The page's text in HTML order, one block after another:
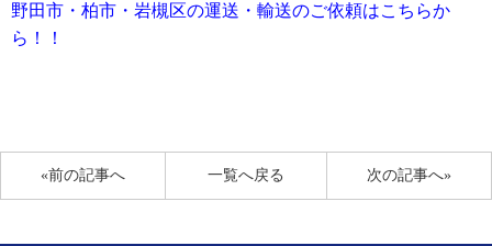
野田市・柏市・岩槻区の運送・輸送のご依頼はこちらか
ら！！
«前の記事へ 次の記事へ»
一覧へ戻る